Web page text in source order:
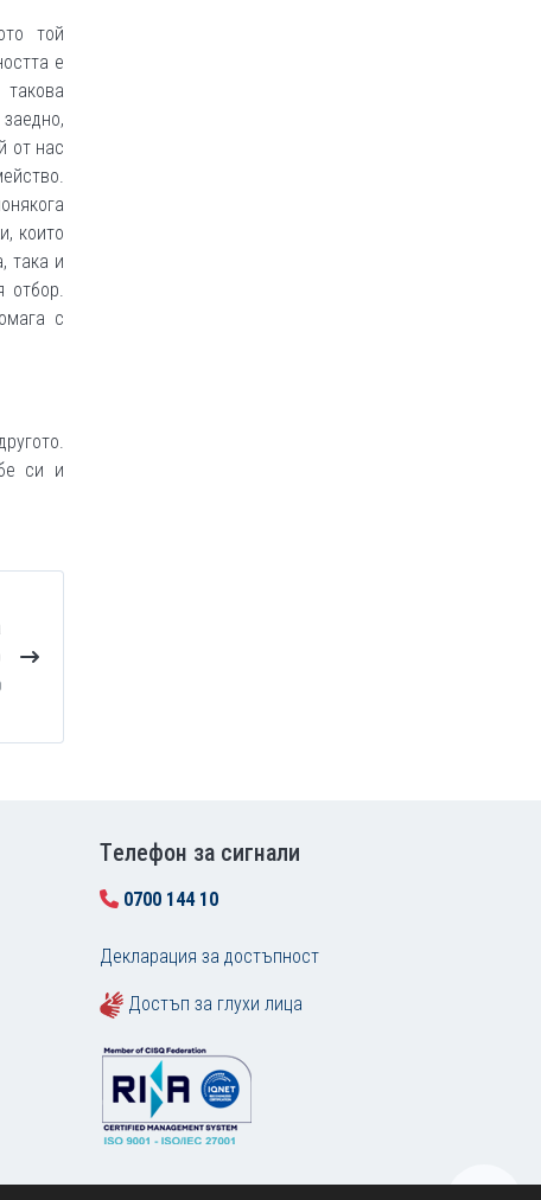
той
е
от нас
които
така и
отбор.
с
си и
Tелефон за сигнали
0700 144 10
Декларация за достъпност
Достъп за глухи лица